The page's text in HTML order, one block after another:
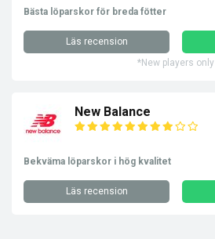
Bästa löparskor för breda fötter
Läs recension
*New players only
New Balance
Bekväma löparskor i hög kvalitet
Läs recension